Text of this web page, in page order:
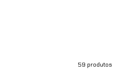
59 produtos